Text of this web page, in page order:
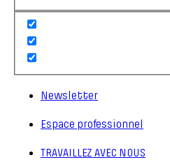
Newsletter
Espace professionnel
TRAVAILLEZ AVEC NOUS